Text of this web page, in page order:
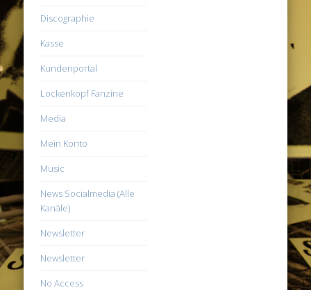
Discographie
Kasse
Kundenportal
Lockenkopf Fanzine
Media
Mein Konto
Music
News Socialmedia (Alle
Kanäle)
Newsletter
Newsletter
No Access